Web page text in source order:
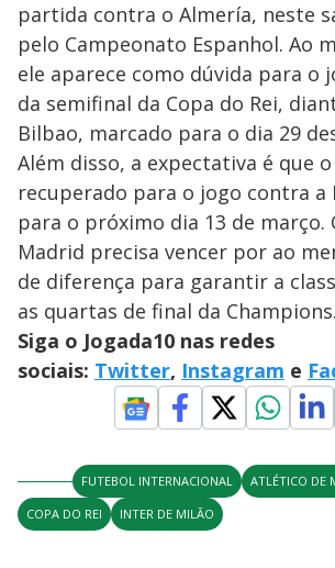
partida contra o Almería, neste
pelo Campeonato Espanhol. Ao
ele aparece como dúvida para o
da semifinal da Copa do Rei,
Bilbao, marcado para o dia 29
Além disso, a expectativa é que
recuperado para o jogo contra a
para o próximo dia 13 de março.
Madrid precisa vencer por ao
de diferença para garantir a
as quartas de final da Champions.
Siga o Jogada10 nas redes
sociais: Twitter, Instagram e
FUTEBOL INTERNACIONAL ATLÉTICO DE
COPA DO REI
INTER DE MILÃO